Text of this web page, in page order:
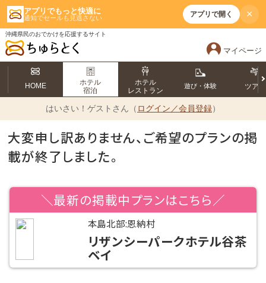
アプリでもっと快適に
通知でセールも見逃さない アプリで開く ×
沖縄県民のおでかけを応援するサイト
マイページ
HOME
ホテル
宿泊
ホテル
レストラン
遊び・体験 ツアー
はいさい！ ゲストさん（ ログイン／会員登録）
大変申し訳ありません、ご希望のプランの掲
載が終了しました。
＼最新の掲載中プランはこちら／
本島北部:恩納村
リザンシーパークホテル谷茶
ベイ